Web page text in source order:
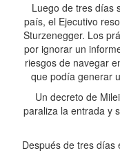
Luego de tres días
país, el Ejecutivo
Sturzenegger. Los
por ignorar un
riesgos de navegar
que podía generar
Un decreto de
paraliza la entrada y
Después de tres días